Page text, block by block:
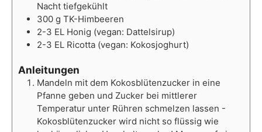
Nacht tiefgekühlt
300 g TK-Himbeeren
2-3 EL Honig (vegan: Dattelsirup)
2-3 EL Ricotta (vegan: Kokosjoghurt)
Anleitungen
Mandeln mit dem Kokosblütenzucker in eine
Pfanne geben und Zucker bei mittlerer
Temperatur unter Rühren schmelzen lassen -
Kokosblütenzucker wird nicht so flüssig wie